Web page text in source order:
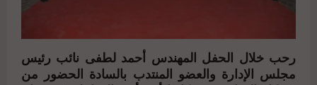
رحب خلال الحفل المهندس أحمد لطفى نائب رئيس
مجلس الإدارة والعضو المنتدب بالسادة الحضور من